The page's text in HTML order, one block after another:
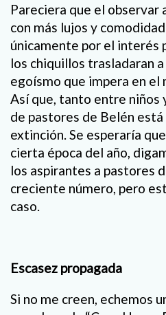
Pareciera que el observar
con más lujos y
únicamente por el interés
los chiquillos trasladaran
egoísmo que impera en el
Así que, tanto entre niños
de pastores de Belén
extinción. Se esperaría
cierta época del año,
los aspirantes a pastores
creciente número, pero
caso.
Escasez propagada
Si no me creen, echemos